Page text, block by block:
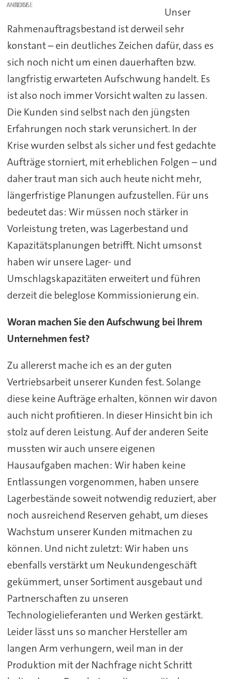
ANZEIGE
Unser
Rahmenauftragsbestand ist derweil sehr
konstant – ein deutliches Zeichen dafür, dass es
sich noch nicht um einen dauerhaften bzw.
langfristig erwarteten Aufschwung handelt. Es
ist also noch immer Vorsicht walten zu lassen.
Die Kunden sind selbst nach den jüngsten
Erfahrungen noch stark verunsichert. In der
Krise wurden selbst als sicher und fest gedachte
Aufträge storniert, mit erheblichen Folgen – und
daher traut man sich auch heute nicht mehr,
längerfristige Planungen aufzustellen. Für uns
bedeutet das: Wir müssen noch stärker in
Vorleistung treten, was Lagerbestand und
Kapazitätsplanungen betrifft. Nicht umsonst
haben wir unsere Lager- und
Umschlagskapazitäten erweitert und führen
derzeit die beleglose Kommissionierung ein.
Woran machen Sie den Aufschwung bei Ihrem
Unternehmen fest?
Zu allererst mache ich es an der guten
Vertriebsarbeit unserer Kunden fest. Solange
diese keine Aufträge erhalten, können wir davon
auch nicht profitieren. In dieser Hinsicht bin ich
stolz auf deren Leistung. Auf der anderen Seite
mussten wir auch unsere eigenen
Hausaufgaben machen: Wir haben keine
Entlassungen vorgenommen, haben unsere
Lagerbestände soweit notwendig reduziert, aber
noch ausreichend Reserven gehabt, um dieses
Wachstum unserer Kunden mitmachen zu
können. Und nicht zuletzt: Wir haben uns
ebenfalls verstärkt um Neukundengeschäft
gekümmert, unser Sortiment ausgebaut und
Partnerschaften zu unseren
Technologielieferanten und Werken gestärkt.
Leider lässt uns so mancher Hersteller am
langen Arm verhungern, weil man in der
Produktion mit der Nachfrage nicht Schritt